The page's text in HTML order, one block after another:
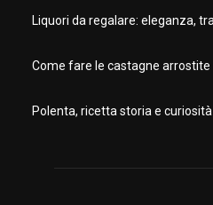
Liquori da regalare: eleganza,
Come fare le castagne
Polenta, ricetta storia e